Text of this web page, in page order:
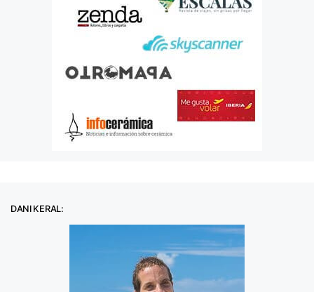
DANI KERAL: